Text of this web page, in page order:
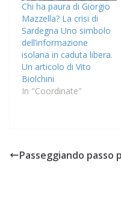
Chi ha paura di Giorgio
Mazzella? La crisi di
Sardegna Uno simbolo
dell’informazione
isolana in caduta libera.
Un articolo di Vito
Biolchini
In "Coordinate"
Passeggiando passo